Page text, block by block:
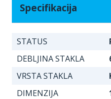
Specifikacija
STATUS
DEBLJINA STAKLA
VRSTA STAKLA
DIMENZIJA